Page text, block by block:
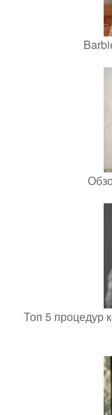
Топ 5 процедур